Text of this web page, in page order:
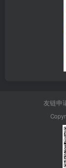
友链申